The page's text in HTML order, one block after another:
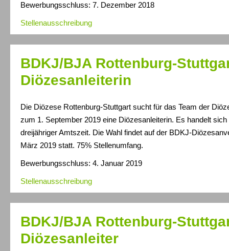
Bewerbungsschluss: 7. Dezember 2018
Stellenausschreibung
BDKJ/BJA Rottenburg-
Diözesanleiterin
Die Diözese Rottenburg-Stuttgart sucht für das Team der
zum 1. September 2019 eine Diözesanleiterin. Es handelt
dreijähriger Amtszeit. Die Wahl findet auf der BDKJ-
März 2019 statt. 75% Stellenumfang.
Bewerbungsschluss: 4. Januar 2019
Stellenausschreibung
BDKJ/BJA Rottenburg-
Diözesanleiter